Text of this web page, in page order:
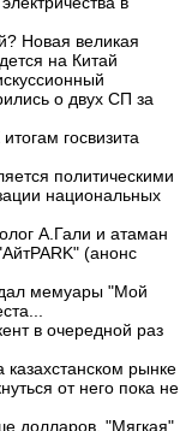
Новая великая
на Китай
о двух СП за
госвизита
политическими
национальных
А.Гали и атаман
(анонс
мемуары "Мой
в очередной раз
рынке
от него пока не
долларов. "Мягкая"